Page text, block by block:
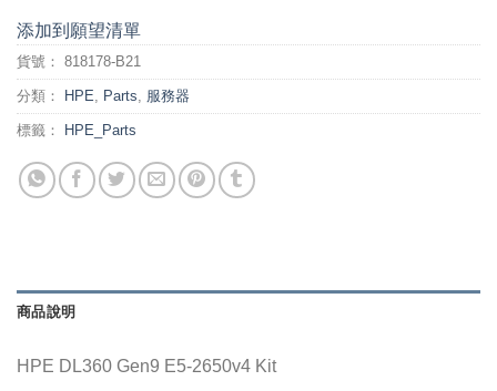
添加到願望清單
貨號： 818178-B21
分類： HPE, Parts, 服務器
標籤： HPE_Parts
商品說明
HPE DL360 Gen9 E5-2650v4 Kit